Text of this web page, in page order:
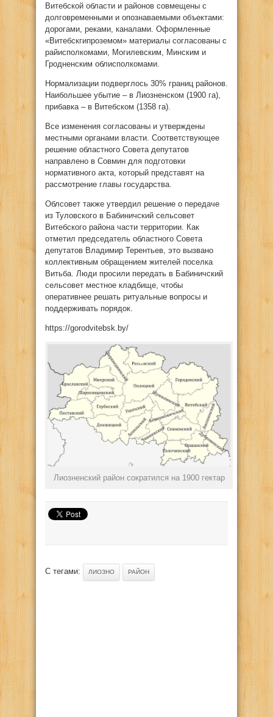
Витебской области и районов совмещены с
долговременными и опознаваемыми объектами:
дорогами, реками, каналами. Оформленные
«Витебскгипроземом» материалы согласованы с
райисполкомами, Могилевским, Минским и
Гродненским облисполкомами.
Нормализации подверглось 30% границ районов.
Наибольшее убытие – в Лиозненском (1900 га),
прибавка – в Витебском (1358 га).
Все изменения согласованы и утверждены
местными органами власти. Соответствующее
решение областного Совета депутатов
направлено в Совмин для подготовки
нормативного акта, который представят на
рассмотрение главы государства.
Облсовет также утвердил решение о передаче
из Туловского в Бабиничский сельсовет
Витебского района части территории. Как
отметил председатель областного Совета
депутатов Владимир Терентьев, это вызвано
коллективным обращением жителей поселка
Витьба. Люди просили передать в Бабиничский
сельсовет местное кладбище, чтобы
оперативнее решать ритуальные вопросы и
поддерживать порядок.
https://gorodvitebsk.by/
Лиозненский район сократился на 1900 гектар
С тегами: ЛИОЗНО РАЙОН